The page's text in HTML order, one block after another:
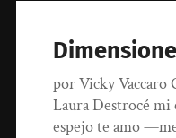
por Vicky Vaccaro
Laura Destrocé mi
espejo te amo